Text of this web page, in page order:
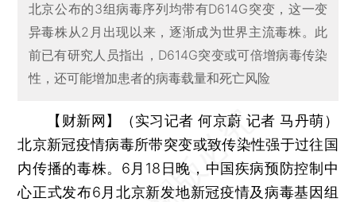
北京公布的3组病毒序列均带有D614G突变，这一变
异毒株从2月出现以来，逐渐成为世界主流毒株。此
前已有研究人员指出，D614G突变或可倍增病毒传染
性，还可能增加患者的病毒载量和死亡风险
【财新网】（实习记者 何京蔚 记者 马丹萌）
北京新冠疫情病毒所带突变或致传染性强于过往国
内传播的毒株。6月18日晚，中国疾病预防控制中
心正式发布6月北京新发地新冠疫情及病毒基因组